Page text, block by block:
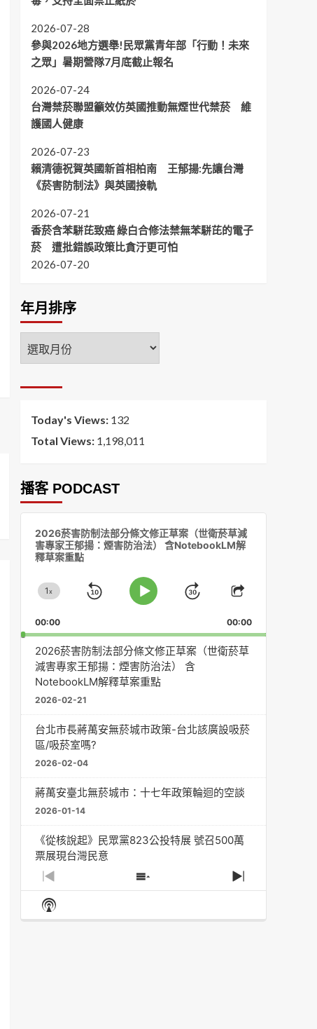
2026-07-28
參與2026地方選舉!民眾黨青年部「行動！未來
之眾」暑期營隊7月底截止報名
2026-07-24
台灣禁菸聯盟籲效仿英國推動無煙世代禁菸 維
護國人健康
2026-07-23
賴清德祝賀英國新首相柏南 王郁揚:先讓台灣
《菸害防制法》與英國接軌
2026-07-21
香菸含苯駢芘致癌 綠白合修法禁無苯駢芘的電子
菸 遭批錯誤政策比貪汙更可怕
2026-07-20
年月排序
年
月
Today's Views: 132
Total Views: 1,198,011
播客 PODCAST
2026菸害防制法部分條文修正草案（世衛菸草減
害專家王郁揚：煙害防治法） 含NotebookLM解
釋草案重點
Change
Rate
1x
Skip Play
Jump
Forward
Share
Episode
00:00 00:00
2026菸害防制法部分條文修正草案（世衛菸草
減害專家王郁揚：煙害防治法） 含
NotebookLM解釋草案重點
2026-02-21
台北市長蔣萬安無菸城市政策-台北該廣設吸菸
區/吸菸室嗎?
2026-02-04
蔣萬安臺北無菸城市：十七年政策輪迴的空談
2026-01-14
《從核說起》民眾黨823公投特展 號召500萬
票展現台灣民意
2025-08-11
大罷免凸 <726,823反罷免主題曲> #大展鴻圖
2025-07-05
Previous
Episode
Show
Episodes
Next
Episode
Show
Podcast